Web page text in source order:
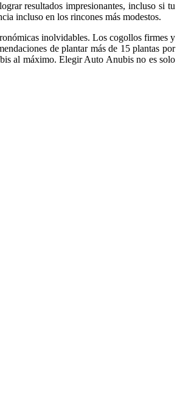
resultados impresionantes, incluso si tu
incluso en los rincones más modestos.
inolvidables. Los cogollos firmes y
de plantar más de 15 plantas por
al máximo. Elegir Auto Anubis no es solo